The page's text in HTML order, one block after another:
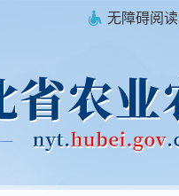
无障碍阅读